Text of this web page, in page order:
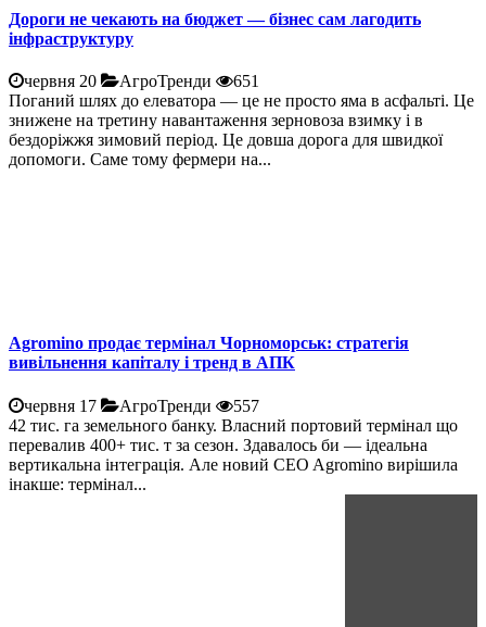
Дороги не чекають на бюджет — бізнес сам лагодить
інфраструктуру
червня 20 АгроТренди
651
Поганий шлях до елеватора — це не просто яма в асфальті. Це
знижене на третину навантаження зерновоза взимку і в
бездоріжжя зимовий період. Це довша дорога для швидкої
допомоги. Саме тому фермери на...
Agromino продає термінал Чорноморськ: стратегія
вивільнення капіталу і тренд в АПК
червня 17 АгроТренди
557
42 тис. га земельного банку. Власний портовий термінал що
перевалив 400+ тис. т за сезон. Здавалось би — ідеальна
вертикальна інтеграція. Але новий CEO Agromino вирішила
інакше: термінал...